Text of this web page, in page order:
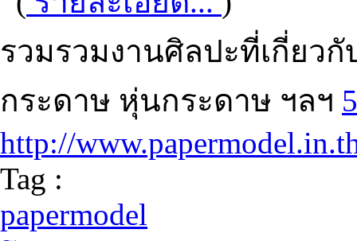
รวมรวมงานศิลปะที่เกี่ยว
กระดาษ หุ่นกระดาษ ฯลฯ 5
http://
Tag :
papermodel